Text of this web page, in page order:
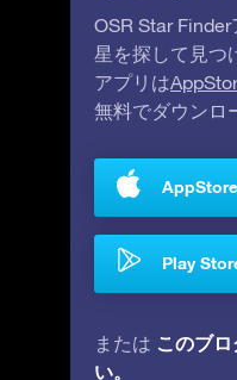
OSR Star
星を探して見つ
アプリは
無料でダウンロ
Play
または このブ
い。